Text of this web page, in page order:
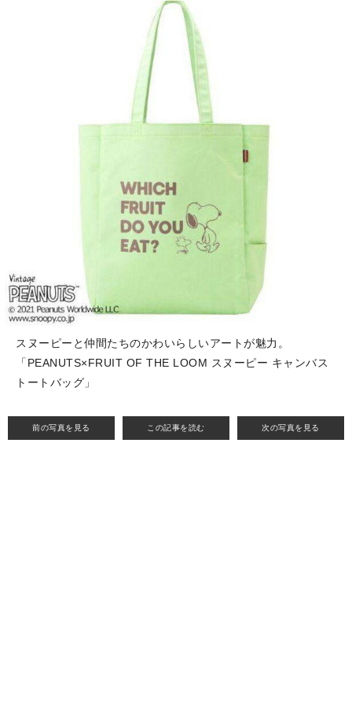
前の写真を見る この記事を読む 次の写真を見る
スヌーピーと仲間たちのかわいらしいアートが魅力。
「PEANUTS×FRUIT OF THE LOOM スヌーピー キャンバス
トートバッグ」